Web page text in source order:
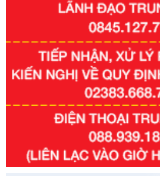
Số kí hiệu:351/2025/NĐ-CP
Tên: Nghị định số 351/2025/NĐ-CP
định chuẩn nghèo đa chiều quốc gia
Ngày ban hành: 29/12/2026
3014/QĐ-UBND
Tên: Quyết định về việc công bố
chính ban hành mới, sửa đổi bổ
đầu tư, lĩnh vực đấu thầu lựa chọn
quyền giải quyết của Sở Tài chính
tế Đông Nam Nghệ An
Ngày ban hành: 23/09/2026